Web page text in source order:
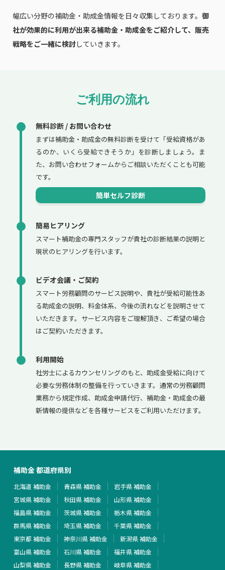
幅広い分野の補助金・助成金情報を日々収集しております。 御
社が効果的に利用が出来る補助金・助成金をご紹介して、販売
戦略をご一緒に検討していきます。
ご利用の流れ
無料診断 / お問い合わせ
まずは補助金・助成金の無料診断を受けて「受給資格があ
るのか、いくら受給できそうか」を診断しましょう。ま
た、お問い合わせフォームからご相談いただくことも可能
です。
簡単セルフ診断
簡易ヒアリング
スマート補助金の専門スタッフが貴社の診断結果の説明と
現状のヒアリングを行います。
ビデオ会議・ご契約
スマート労務顧問のサービス説明や、貴社が受給可能性あ
る助成金の説明、料金体系、今後の流れなどを説明させて
いただきます。サービス内容をご理解頂き、ご希望の場合
はご契約いただきます。
利用開始
社労士によるカウンセリングのもと、助成金受給に向けて
必要な労務体制の整備を行っていきます。通常の労務顧問
業務から規定作成、助成金申請代行、補助金・助成金の最
新情報の提供などを各種サービスをご利用いただけます。
補助金 都道府県別
北海道 補助金 青森県 補助金
岩手県 補助金
宮城県 補助金
秋田県 補助金
山形県 補助金
福島県 補助金
茨城県 補助金
栃木県 補助金
群馬県 補助金
埼玉県 補助金
千葉県 補助金
東京都 補助金
神奈川県 補助金
新潟県 補助金
富山県 補助金
石川県 補助金
福井県 補助金
山梨県 補助金
長野県 補助金
岐阜県 補助金